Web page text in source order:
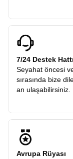
7/24 Destek Hattı
Seyahat öncesi
sırasında bize
an ulaşabilirsiniz.
Avrupa Rüyası